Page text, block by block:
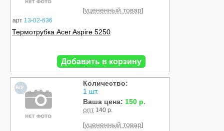
арт 13-02-636
[уцененный товар]
Термотрубка Acer Aspire 5250
Добавить в корзину
Б/У
Количество:
1 шт.
Ваша цена: 150 р.
опт 140 р.
[уцененный товар]